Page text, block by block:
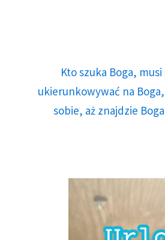
Kto szuka Boga,
ukierunkowywać na
sobie, aż znajdzie